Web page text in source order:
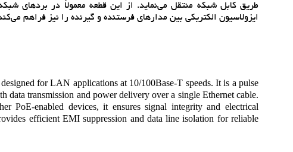
ايزولاسيون الکتريکي بين مدارهاي فرستنده و گيرنده را نيز فراهم
for LAN applications at 10/100Base-T speeds. It is a pulse
data transmission and power delivery over a single Ethernet cable.
PoE-enabled devices, it ensures signal integrity and electrical
efficient EMI suppression and data line isolation for reliable